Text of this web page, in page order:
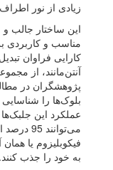
زیادی از نور
این ساختار جالب و
مناسب و کاربردی
کارایی فراوان
آنتن‌مانند، از
پژوهشگران در
بلوک‌ها را
عملکرد این
به خود را جذب کنند.